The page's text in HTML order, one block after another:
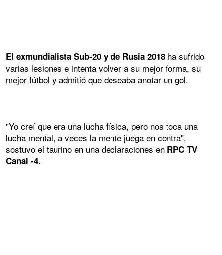
El exmundialista Sub-20 y de Rusia 2018 ha sufrido
varias lesiones e intenta volver a su mejor forma, su
mejor fútbol y admitió que deseaba anotar un gol.
"Yo creí que era una lucha física, pero nos toca una
lucha mental, a veces la mente juega en contra",
sostuvo el taurino en una declaraciones en RPC TV
Canal -4.